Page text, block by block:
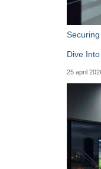
Dive
25 april